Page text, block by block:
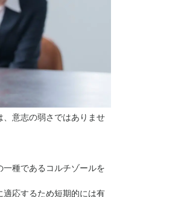
、意志の弱さではありませ
種であるコルチゾールを
適応するため短期的には有